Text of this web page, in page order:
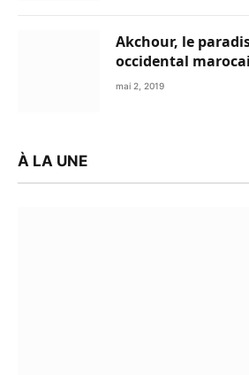
Akchour, le
occidental
mai 2, 2019
À LA UNE